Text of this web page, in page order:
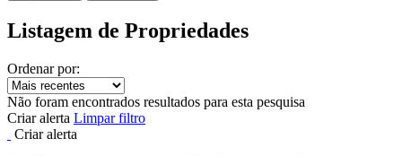
Listagem de Propriedades
Ordenar por:
Não foram encontrados resultados para esta pesquisa
Criar alerta Limpar filtro
Criar alerta